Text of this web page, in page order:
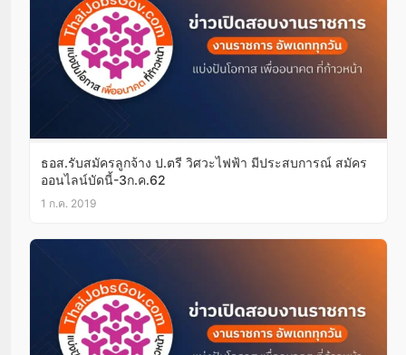
ธอส.รับสมัครลูกจ้าง ป.ตรี วิศวะไฟฟ้า มีประสบการณ์ สมัคร
ออนไลน์บัดนี้-3ก.ค.62
1 ก.ค. 2019